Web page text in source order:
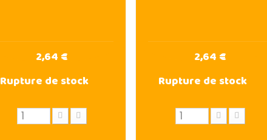
2,64 €
Rupture de stock
2,64 €
Rupture de stock